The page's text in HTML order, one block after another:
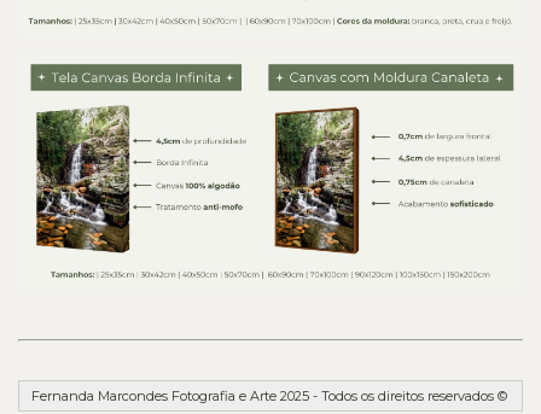
Fernanda Marcondes Fotografia e Arte 2025 - Todos os direitos reservados ©